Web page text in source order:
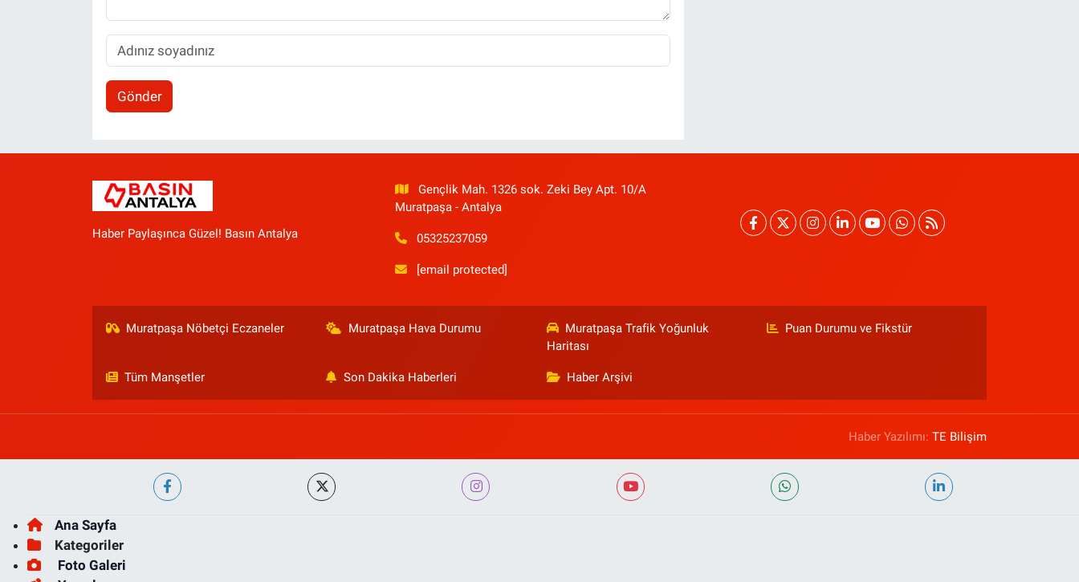
Gönder
Haber Paylaşınca Güzel! Basın Antalya
Gençlik Mah. 1326 sok. Zeki Bey Apt. 10/A
Muratpaşa - Antalya
05325237059
[email protected]
Muratpaşa Nöbetçi Eczaneler Muratpaşa Hava Durumu
Muratpaşa Trafik Yoğunluk
Haritası
Puan Durumu ve Fikstür
Tüm Manşetler Son Dakika Haberleri Haber Arşivi
Haber Yazılımı:TE Bilişim
Ana Sayfa
Kategoriler
Foto Galeri